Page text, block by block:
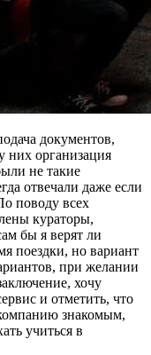
документов,
них организация
не такие
отвечали даже если
поводу всех
кураторы,
бы я верят ли
поездки, но вариант
при желании
хочу
и отметить, что
знакомым,
учиться в